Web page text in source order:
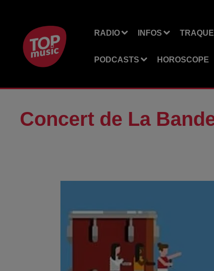
RADIO INFOS
PODCASTS HOROSCOPE
Concert de La